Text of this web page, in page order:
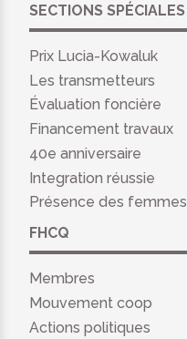
SECTIONS SPÉCIALES
Prix Lucia-Kowaluk
Les transmetteurs
Évaluation foncière
Financement travaux
40e anniversaire
Integration réussie
Présence des femmes
FHCQ
Membres
Mouvement coop
Actions politiques